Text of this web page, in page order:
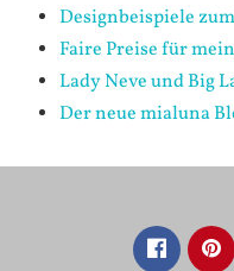
Designbeispiele
Faire Preise für
Lady Neve und Big
Der neue mialuna